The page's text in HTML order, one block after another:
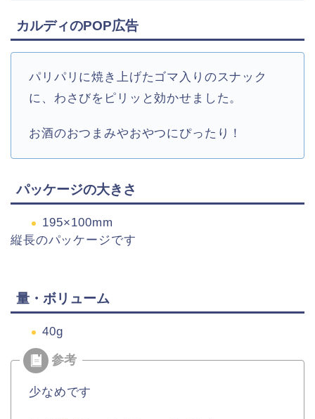
カルディのPOP広告
パリパリに焼き上げたゴマ入りのスナック
に、わさびをピリッと効かせました。
お酒のおつまみやおやつにぴったり！
パッケージの大きさ
195×100mm
縦長のパッケージです
量・ボリューム
40g
少なめです